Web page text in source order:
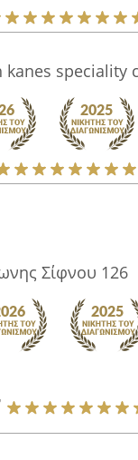
kanes speciality
Σίφνου 126